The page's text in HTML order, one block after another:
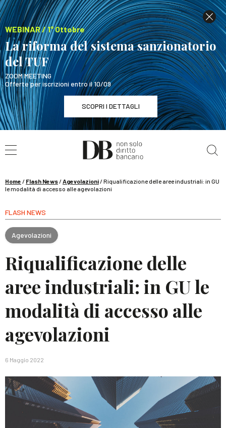
WEBINAR / 1° Ottobre
La riforma del sistema sanzionatorio
del TUF
ZOOM MEETING
Offerte per iscrizioni entro il 10/09
SCOPRI I DETTAGLI
WEBINAR / 1° Ottobre
La riforma del sistema sanzionatorio del TUF
Home / Flash News/Agevolazioni/Riqualificazione delle aree industriali: in GU
le modalità di accesso alle agevolazioni
FLASH NEWS
Agevolazioni
Riqualificazione delle
aree industriali: in GU le
modalità di accesso alle
agevolazioni
6 Maggio 2022